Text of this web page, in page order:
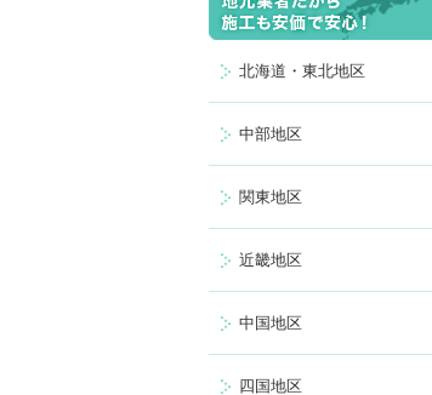
北海道・東北地区
中部地区
関東地区
近畿地区
中国地区
四国地区